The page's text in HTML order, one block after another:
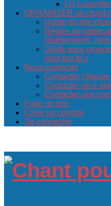
LU
ORGANISER un chant
Guide du site
Règles de
(événements,
Guide pour
pour tou.te.s
Nous contacter
Contacter
Contacter un.e
Contacter une
Faire un don
Créer un compte
Se connecter